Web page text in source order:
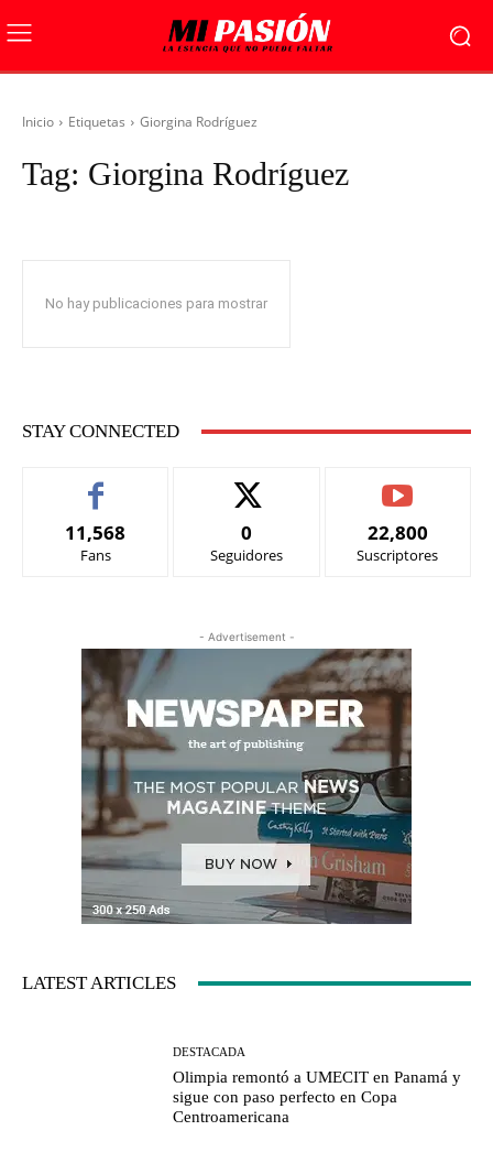
Inicio Etiquetas Giorgina Rodríguez
Tag: Giorgina Rodríguez
No hay publicaciones para mostrar
STAY CONNECTED
11,568
Fans
0
Seguidores
22,800
Suscriptores
- Advertisement -
LATEST ARTICLES
DESTACADA
Olimpia remontó a UMECIT en Panamá y
sigue con paso perfecto en Copa
Centroamericana